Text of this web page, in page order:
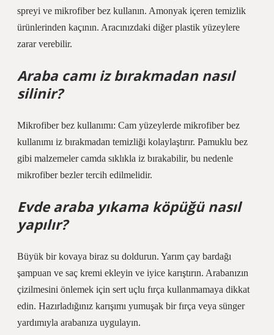
spreyi ve mikrofiber bez kullanın. Amonyak içeren temizlik
ürünlerinden kaçının. Aracınızdaki diğer plastik yüzeylere
zarar verebilir.
Araba camı iz bırakmadan nasıl
silinir?
Mikrofiber bez kullanımı: Cam yüzeylerde mikrofiber bez
kullanımı iz bırakmadan temizliği kolaylaştırır. Pamuklu bez
gibi malzemeler camda sıklıkla iz bırakabilir, bu nedenle
mikrofiber bezler tercih edilmelidir.
Evde araba yıkama köpüğü nasıl
yapılır?
Büyük bir kovaya biraz su doldurun. Yarım çay bardağı
şampuan ve saç kremi ekleyin ve iyice karıştırın. Arabanızın
çizilmesini önlemek için sert uçlu fırça kullanmamaya dikkat
edin. Hazırladığınız karışımı yumuşak bir fırça veya sünger
yardımıyla arabanıza uygulayın.